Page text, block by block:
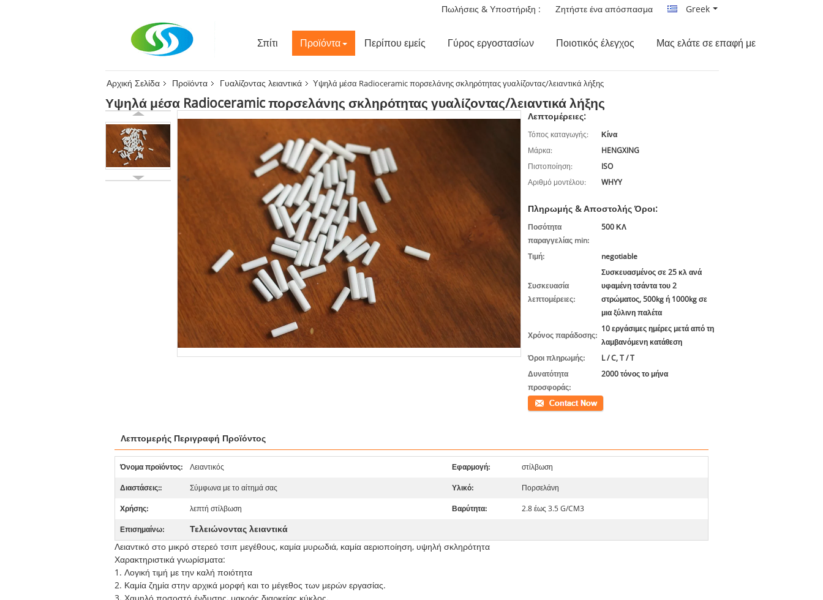
Πωλήσεις & Υποστήριξη : Ζητήστε ένα απόσπασμα Greek
Σπίτι Προϊόντα Περίπου εμείς Γύρος εργοστασίων Ποιοτικός έλεγχος Μας ελάτε σε επαφή με
Αρχική Σελίδα Προϊόντα Γυαλίζοντας λειαντικά Υψηλά μέσα Radioceramic πορσελάνης σκληρότητας γυαλίζοντας/λειαντικά λήξης
Υψηλά μέσα Radioceramic πορσελάνης σκληρότητας γυαλίζοντας/λειαντικά λήξης
Λεπτομέρειες:
Τόπος καταγωγής:
Κίνα
Μάρκα:
HENGXING
Πιστοποίηση:
ISO
Αριθμό μοντέλου:
WHYY
Πληρωμής & Αποστολής Όροι:
Ποσότητα
παραγγελίας min:
500 ΚΛ
Τιμή: negotiable
Συσκευασία
λεπτομέρειες:
Συσκευασμένος σε 25 κλ ανά
υφαμένη τσάντα του 2
στρώματος, 500kg ή 1000kg σε
μια ξύλινη παλέτα
Χρόνος παράδοσης:
10 εργάσιμες ημέρες μετά από τη
λαμβανόμενη κατάθεση
Όροι πληρωμής:
L / C, T / T
Δυνατότητα
προσφοράς:
2000 τόνος το μήνα
Επικοινωνία
Λεπτομερής Περιγραφή Προϊόντος
Όνομα προϊόντος: Λειαντικός Εφαρμογή: στίλβωση
Διαστάσεις:: Σύμφωνα με το αίτημά σας Υλικό: Πορσελάνη
Χρήσης: λεπτή στίλβωση Βαρύτητα: 2.8 έως 3.5 G/CM3
Επισημαίνω:
Τελειώνοντας λειαντικά
Λειαντικό στο μικρό στερεό τσιπ μεγέθους, καμία μυρωδιά, καμία αεριοποίηση, υψηλή σκληρότητα
Χαρακτηριστικά γνωρίσματα:
1. Λογική τιμή με την καλή ποιότητα
2. Καμία ζημία στην αρχικά μορφή και το μέγεθος των μερών εργασίας.